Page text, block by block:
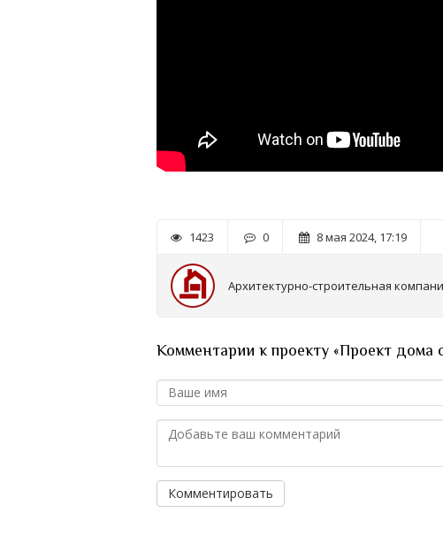
1423 0 8 мая 2024, 17:19
Архитектурно-строительная
Комментарии к проекту «Проект дома
Комментировать